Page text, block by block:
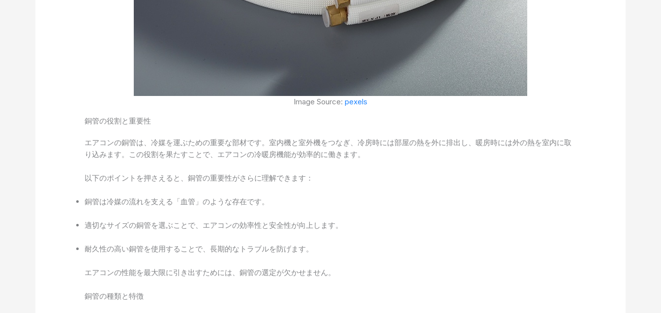
Image Source: pexels
銅管の役割と重要性
エアコンの銅管は、冷媒を運ぶための重要な部材です。室内機と室外機をつなぎ、冷房時には部屋の熱を外に排出し、暖房時には外の熱を室内に取
り込みます。この役割を果たすことで、エアコンの冷暖房機能が効率的に働きます。
以下のポイントを押さえると、銅管の重要性がさらに理解できます：
銅管は冷媒の流れを支える「血管」のような存在です。
適切なサイズの銅管を選ぶことで、エアコンの効率性と安全性が向上します。
耐久性の高い銅管を使用することで、長期的なトラブルを防げます。
エアコンの性能を最大限に引き出すためには、銅管の選定が欠かせません。
銅管の種類と特徴